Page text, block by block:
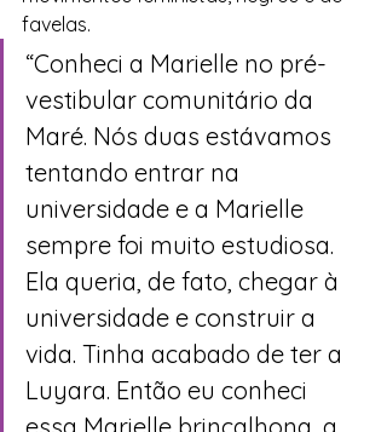
favelas.
“Conheci a Marielle no pré-
vestibular comunitário da
Maré. Nós duas estávamos
tentando entrar na
universidade e a Marielle
sempre foi muito estudiosa.
Ela queria, de fato, chegar à
universidade e construir a
vida. Tinha acabado de ter a
Luyara. Então eu conheci